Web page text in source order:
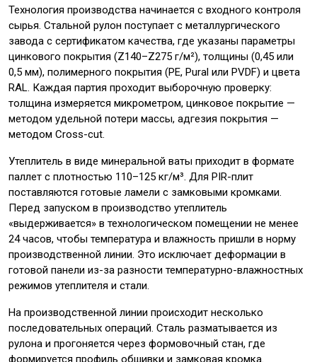
Технология производства начинается с входного контроля
сырья. Стальной рулон поступает с металлургического
завода с сертификатом качества, где указаны параметры
цинкового покрытия (Z140–Z275 г/м²), толщины (0,45 или
0,5 мм), полимерного покрытия (PE, Pural или PVDF) и цвета
RAL. Каждая партия проходит выборочную проверку:
толщина измеряется микрометром, цинковое покрытие —
методом удельной потери массы, адгезия покрытия —
методом Cross-cut.
Утеплитель в виде минеральной ваты приходит в формате
паллет с плотностью 110–125 кг/м³. Для PIR-плит
поставляются готовые ламели с замковыми кромками.
Перед запуском в производство утеплитель
«выдерживается» в технологическом помещении не менее
24 часов, чтобы температура и влажность пришли в норму
производственной линии. Это исключает деформации в
готовой панели из-за разности температурно-влажностных
режимов утеплителя и стали.
На производственной линии происходит несколько
последовательных операций. Сталь разматывается из
рулона и прогоняется через формовочный стан, где
формируется профиль обшивки и замковая кромка.